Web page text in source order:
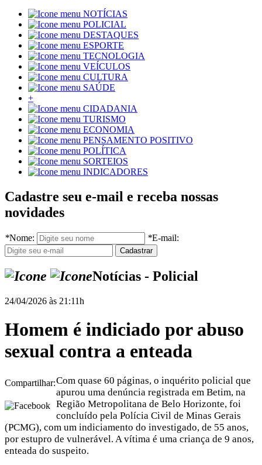
NOTÍCIAS
POLICIAL
DESTAQUES
ESPORTE
TECNOLOGIA
VEÍCULOS
CULTURA
SAÚDE
+
CIDADANIA
TURISMO
ECONOMIA
PENSAMENTO POSITIVO
POLÍTICA
SORTEIOS
INDICADORES
Cadastre seu e-mail e receba nossas
novidades
*Nome: *E-mail:
Notícias - Policial
24/04/2026 às 21:11h
Homem é indiciado por abuso
sexual contra a enteada
Compartilhar:Com quase 60 páginas, o inquérito policial que
apurou uma denúncia registrada em Betim, na
Região Metropolitana de Belo Horizonte, foi
concluído pela Polícia Civil de Minas Gerais
(PCMG), com um indiciamento do investigado, de 55 anos,
por estupro de vulnerável. A vítima é uma criança de 9 anos,
enteada do suspeito.